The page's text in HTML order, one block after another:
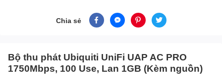
Chia sẻ
Bộ thu phát Ubiquiti UniFi UAP AC PRO
1750Mbps, 100 Use, Lan 1GB (Kèm nguồn)